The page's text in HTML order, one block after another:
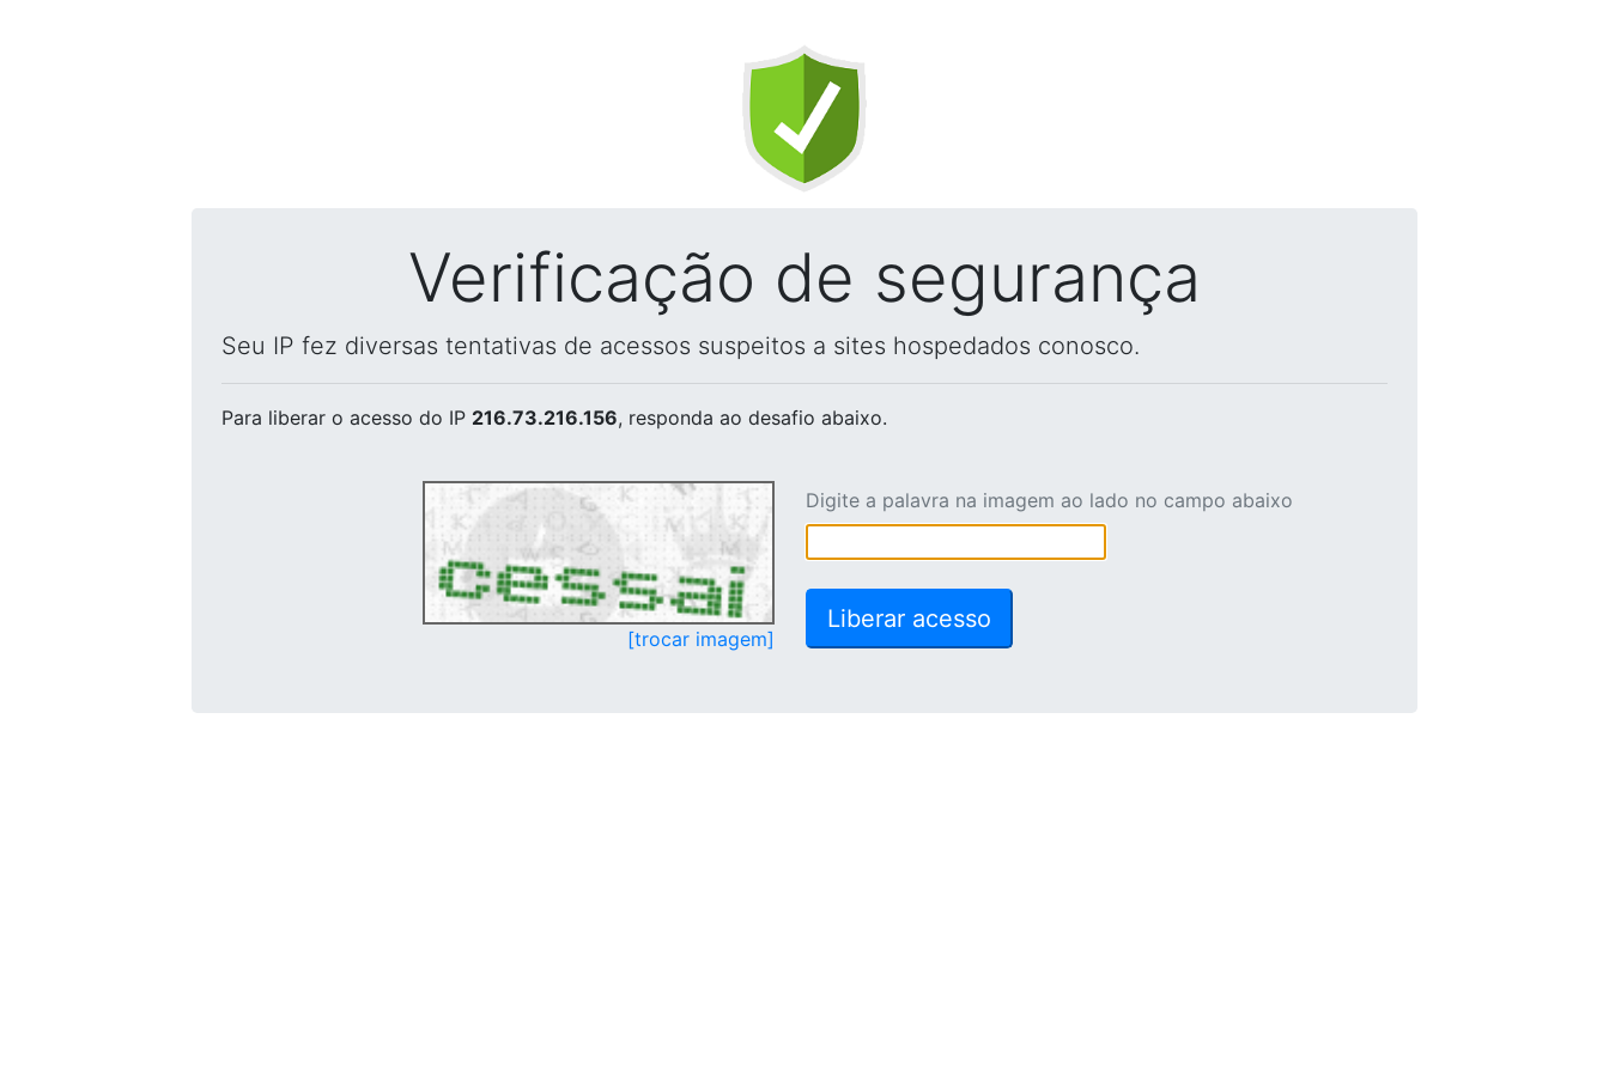
Verificação de segurança
Seu IP fez diversas tentativas de acessos suspeitos a sites hospedados conosco.
Para liberar o acesso do IP 216.73.216.156, responda ao desafio abaixo.
[trocar imagem]
Digite a palavra na imagem ao lado no campo abaixo